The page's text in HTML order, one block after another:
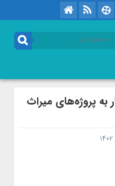
به پروژه‌های میراث